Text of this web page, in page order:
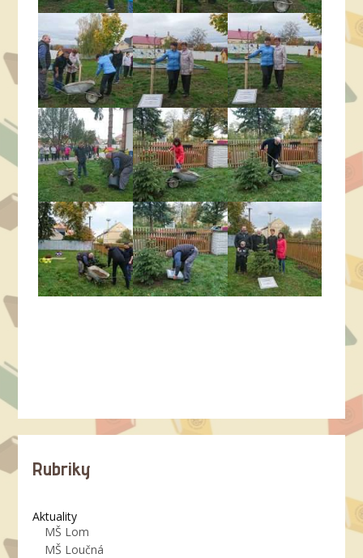
Rubriky
Aktuality
MŠ Lom
MŠ Loučná